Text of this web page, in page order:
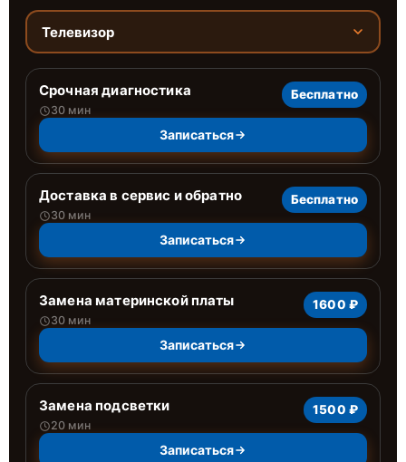
Телевизор
Срочная диагностика
30 мин
Бесплатно
Записаться
Доставка в сервис и обратно
30 мин
Бесплатно
Записаться
Замена материнской платы
30 мин
1600 ₽
Записаться
Замена подсветки
20 мин
1500 ₽
Записаться